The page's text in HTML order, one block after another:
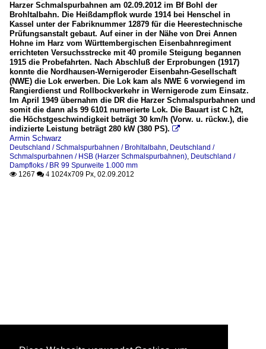
Harzer Schmalspurbahnen am 02.09.2012 im Bf Bohl der
Brohltalbahn. Die Heißdampflok wurde 1914 bei Henschel in
Kassel unter der Fabriknummer 12879 für die Heerestechnische
Prüfungsanstalt gebaut. Auf einer in der Nähe von Drei Annen
Hohne im Harz vom Württembergischen Eisenbahnregiment
errichteten Versuchsstrecke mit 40 promile Steigung begannen
1915 die Probefahrten. Nach Abschluß der Erprobungen (1917)
konnte die Nordhausen-Wernigeroder Eisenbahn-Gesellschaft
(NWE) die Lok erwerben. Die Lok kam als NWE 6 vorwiegend im
Rangierdienst und Rollbockverkehr in Wernigerode zum Einsatz.
Im April 1949 übernahm die DR die Harzer Schmalspurbahnen und
somit die dann als 99 6101 numerierte Lok. Die Bauart ist C h2t,
die Höchstgeschwindigkeit beträgt 30 km/h (Vorw. u. rückw.), die
indizierte Leistung beträgt 280 kW (380 PS). 
Armin Schwarz
Deutschland / Schmalspurbahnen / Brohltalbahn, Deutschland /
Schmalspurbahnen / HSB (Harzer Schmalspurbahnen), Deutschland /
Dampfloks / BR 99 Spurweite 1.000 mm
 1267  4 1024x709 Px, 02.09.2012